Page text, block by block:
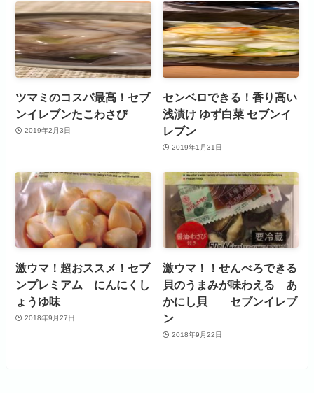
ツマミのコスパ最高！セブ
ンイレブンたこわさび
2019年2月3日
センベロできる！香り高い
浅漬け ゆず白菜 セブンイ
レブン
2019年1月31日
激ウマ！超おススメ！セブ
ンプレミアム にんにくし
ょうゆ味
2018年9月27日
激ウマ！！せんべろできる
貝のうまみが味わえる あ
かにし貝 セブンイレブ
ン
2018年9月22日